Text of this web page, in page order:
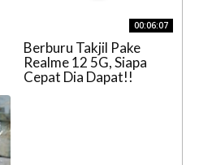
00:06:07
Berburu Takjil Pake
Realme 12 5G, Siapa
Cepat Dia Dapat!!